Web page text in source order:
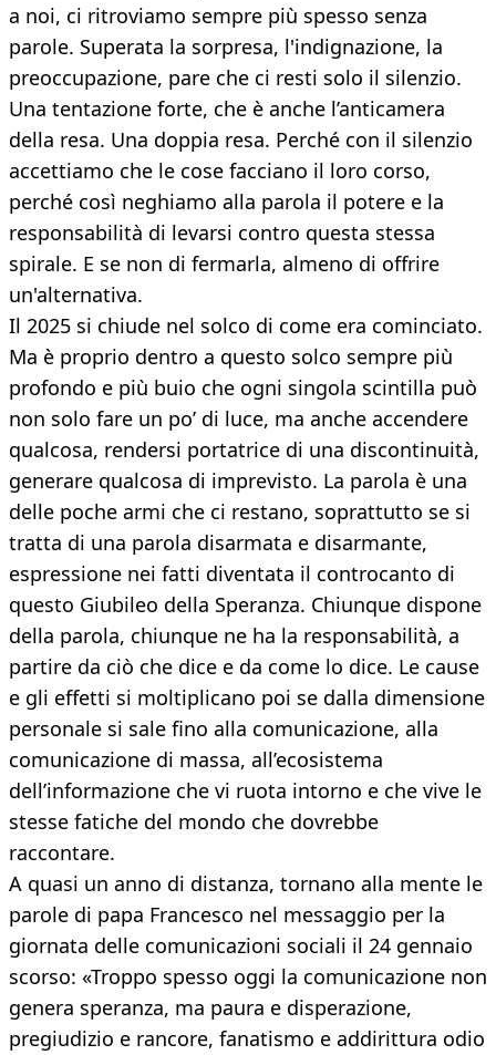
a noi, ci ritroviamo sempre più spesso senza
parole. Superata la sorpresa, l'indignazione, la
preoccupazione, pare che ci resti solo il silenzio.
Una tentazione forte, che è anche l’anticamera
della resa. Una doppia resa. Perché con il silenzio
accettiamo che le cose facciano il loro corso,
perché così neghiamo alla parola il potere e la
responsabilità di levarsi contro questa stessa
spirale. E se non di fermarla, almeno di offrire
un'alternativa.
Il 2025 si chiude nel solco di come era cominciato.
Ma è proprio dentro a questo solco sempre più
profondo e più buio che ogni singola scintilla può
non solo fare un po’ di luce, ma anche accendere
qualcosa, rendersi portatrice di una discontinuità,
generare qualcosa di imprevisto. La parola è una
delle poche armi che ci restano, soprattutto se si
tratta di una parola disarmata e disarmante,
espressione nei fatti diventata il controcanto di
questo Giubileo della Speranza. Chiunque dispone
della parola, chiunque ne ha la responsabilità, a
partire da ciò che dice e da come lo dice. Le cause
e gli effetti si moltiplicano poi se dalla dimensione
personale si sale fino alla comunicazione, alla
comunicazione di massa, all’ecosistema
dell’informazione che vi ruota intorno e che vive le
stesse fatiche del mondo che dovrebbe
raccontare.
A quasi un anno di distanza, tornano alla mente le
parole di papa Francesco nel messaggio per la
giornata delle comunicazioni sociali il 24 gennaio
scorso: «Troppo spesso oggi la comunicazione non
genera speranza, ma paura e disperazione,
pregiudizio e rancore, fanatismo e addirittura odio